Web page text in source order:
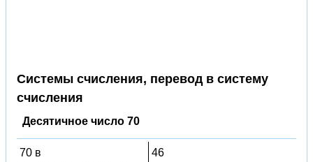
Системы счисления, перевод в систему
счисления
Десятичное число 70
70 в
46